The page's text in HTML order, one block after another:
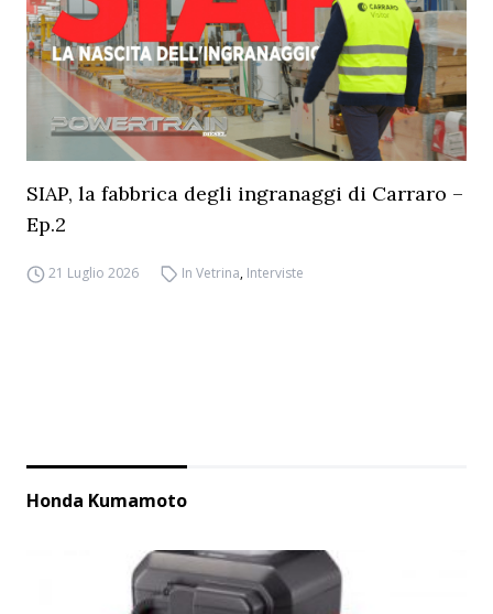
SIAP, la fabbrica degli ingranaggi di Carraro –
Ep.2
21 Luglio 2026 In Vetrina, Interviste
Honda Kumamoto